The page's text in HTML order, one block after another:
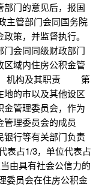
部门的意见后，报国
管部门会同国务院
策，并监督执行。
会同同级财政部门
区域内住房公积金管
章 机构及其职责 第
的市以及其他设区
金管理委员会，作为
理委员会的成员
银行等有关部门负责
表占1/3，单位代表占
具有社会公信力的
员会在住房公积金